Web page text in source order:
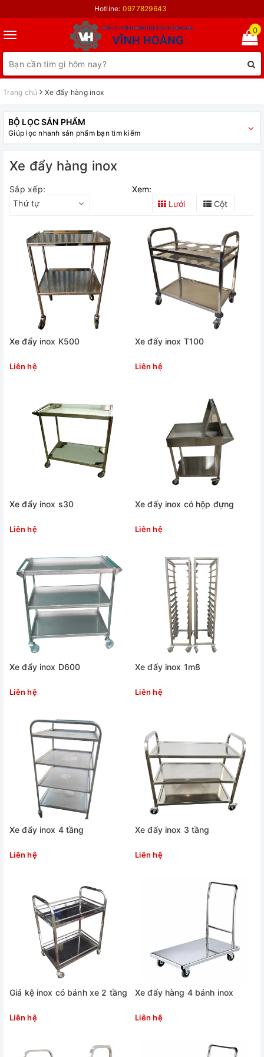
Hotline: 0977829643
Toggle
navigation
0
Trang chủ Xe đẩy hàng inox
BỘ LỌC SẢN PHẨM
Giúp lọc nhanh sản phẩm bạn tìm kiếm
Xe đẩy hàng inox
Sắp xếp:
Thứ tự
Xem:
Lưới
Cột
Xe đẩy inox K500
Liên hệ
Xe đẩy inox T100
Liên hệ
Xe đẩy inox s30
Liên hệ
Xe đẩy inox có hộp đựng
Liên hệ
Xe đẩy inox D600
Liên hệ
Xe đẩy inox 1m8
Liên hệ
Xe đẩy inox 4 tầng
Liên hệ
Xe đẩy inox 3 tầng
Liên hệ
Giá kệ inox có bánh xe 2 tầng
Liên hệ
Xe đẩy hàng 4 bánh inox
Liên hệ